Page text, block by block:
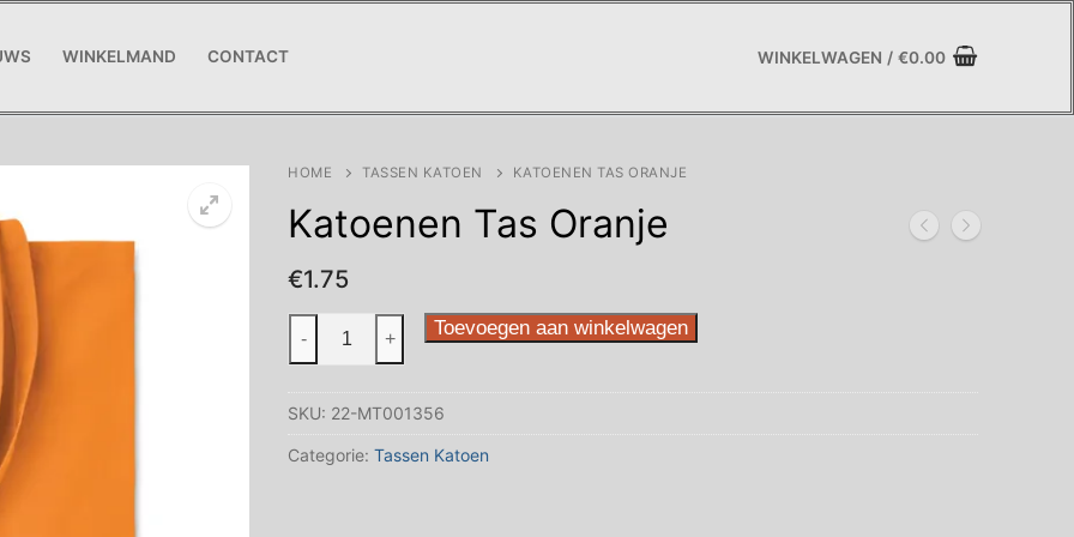
WINKELMAND CONTACT WINKELWAGEN / €0.00
HOME TASSEN KATOEN KATOENEN TAS ORANJE
Katoenen Tas Oranje
€1.75
Katoenen
aantal
- + Toevoegen aan winkelwagen
SKU: 22-MT001356
Categorie: Tassen Katoen